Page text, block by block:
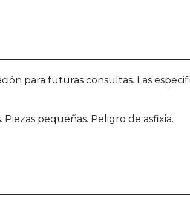
para futuras consultas. Las
pequeñas. Peligro de asfixia.